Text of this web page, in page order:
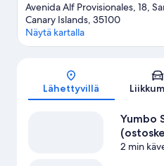
Avenida Alf Provisionales, 18,
Canary Islands, 35100
Näytä kartalla
Lähettyvillä
Yumbo
2 min